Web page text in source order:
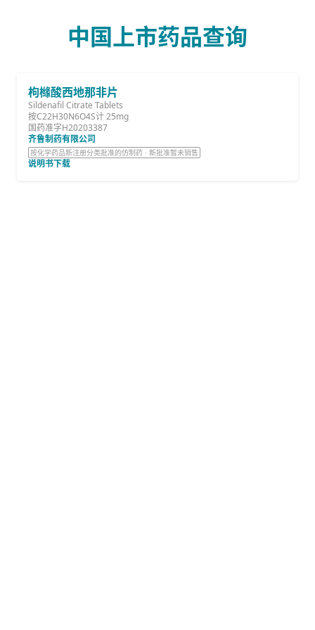
中国上市药品查询
枸橼酸西地那非片
Sildenafil Citrate Tablets
按C22H30N6O4S计 25mg
国药准字H20203387
齐鲁制药有限公司
按化学药品新注册分类批准的仿制药 · 新批准暂未销售
说明书下载